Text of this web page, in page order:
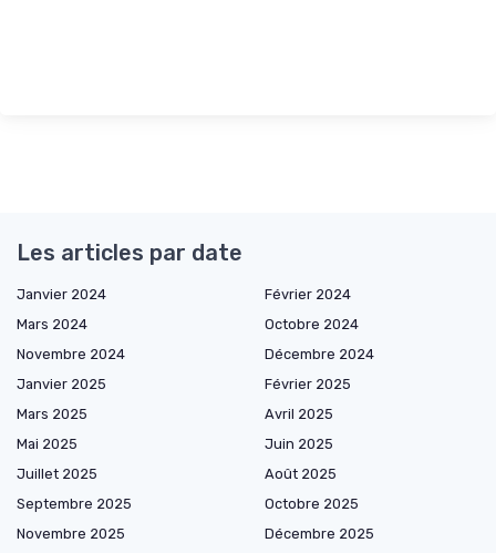
Les articles par date
Janvier 2024
Février 2024
Mars 2024
Octobre 2024
Novembre 2024
Décembre 2024
Janvier 2025
Février 2025
Mars 2025
Avril 2025
Mai 2025
Juin 2025
Juillet 2025
Août 2025
Septembre 2025
Octobre 2025
Novembre 2025
Décembre 2025